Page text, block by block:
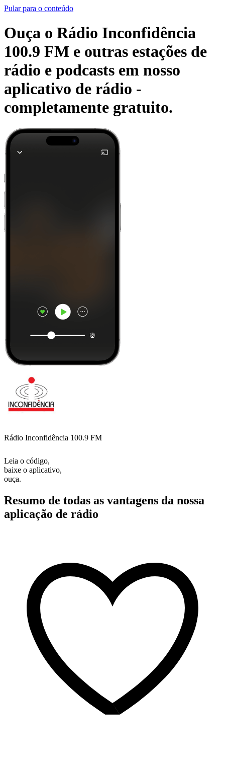
Pular para o conteúdo
Ouça o Rádio Inconfidência
100.9 FM e outras estações de
rádio e podcasts em nosso
aplicativo de rádio -
completamente gratuito.
Rádio Inconfidência 100.9 FM
Leia o código,
baixe o aplicativo,
ouça.
Resumo de todas as vantagens da nossa
aplicação de rádio